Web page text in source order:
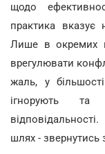
щодо
практика вказує
Лише в окремих
врегулювати
жаль, у
ігнорують та
шлях - звернутись